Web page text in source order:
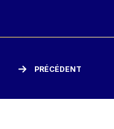
PRÉCÉDENT